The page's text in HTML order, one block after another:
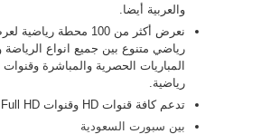
والعربية أيضا.
نعرض أكثر من 100 محطة
رياضي متنوع بين جميع انواع
المباريات الحصرية والمباشرة وقنوات
رياضية.
تدعم كافة قنوات HD وقنوات Full HD بدقة 1080p.
بين سبورت السعودية